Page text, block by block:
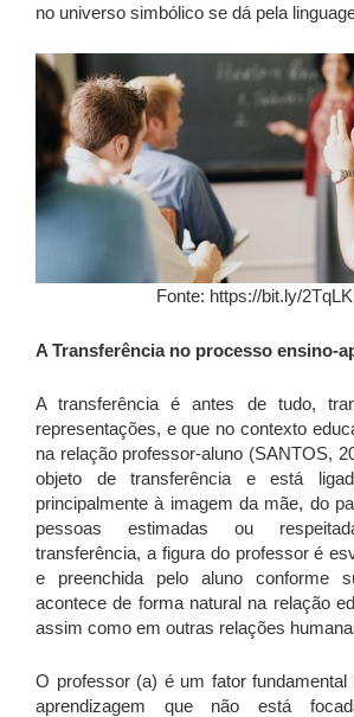
no universo simbólico se dá pela
Fonte: https://bit.ly/
A Transferência no processo ensino-
A transferência é antes de tudo,
representações, e que no contexto
na relação professor-aluno (SANTOS,
objeto de transferência e está
principalmente à imagem da mãe, do
pessoas estimadas ou
transferência, a figura do professor é
e preenchida pelo aluno conforme
acontece de forma natural na relação
assim como em outras relações
O professor (a) é um fator fundamental
aprendizagem que não está